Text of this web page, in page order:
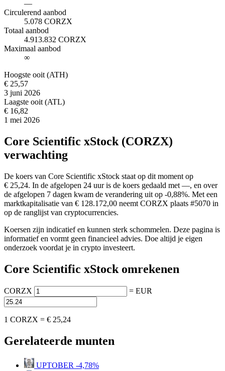
—
Circulerend aanbod
5.078 CORZX
Totaal aanbod
4.913.832 CORZX
Maximaal aanbod
∞
Hoogste ooit (ATH)
€ 25,57
3 juni 2026
Laagste ooit (ATL)
€ 16,82
1 mei 2026
Core Scientific xStock (CORZX)
verwachting
De koers van Core Scientific xStock staat op dit moment op
€ 25,24. In de afgelopen 24 uur is de koers gedaald met —, en over
de afgelopen 7 dagen kwam de verandering uit op -0,88%. Met een
marktkapitalisatie van € 128.172,00 neemt CORZX plaats #5070 in
op de ranglijst van cryptocurrencies.
Koersen zijn indicatief en kunnen sterk schommelen. Deze pagina is
informatief en vormt geen financieel advies. Doe altijd je eigen
onderzoek voordat je in crypto investeert.
Core Scientific xStock omrekenen
CORZX = EUR
1 CORZX = € 25,24
Gerelateerde munten
UPTOBER -4,78%